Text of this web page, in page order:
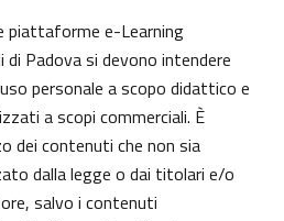
piattaforme e-Learning
di Padova si devono intendere
personale a scopo didattico e
a scopi commerciali. È
dei contenuti che non sia
dalla legge o dai titolari e/o
salvo i contenuti